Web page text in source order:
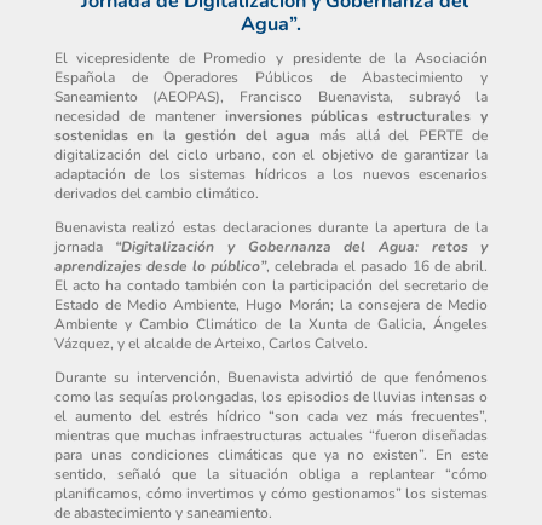
Agua”.
El vicepresidente de Promedio y presidente de la Asociación
Española de Operadores Públicos de Abastecimiento y
Saneamiento (AEOPAS), Francisco Buenavista, subrayó la
necesidad de mantener inversiones públicas estructurales y
sostenidas en la gestión del agua más allá del PERTE de
digitalización del ciclo urbano, con el objetivo de garantizar la
adaptación de los sistemas hídricos a los nuevos escenarios
derivados del cambio climático.
Buenavista realizó estas declaraciones durante la apertura de la
jornada “Digitalización y Gobernanza del Agua: retos y
aprendizajes desde lo público”, celebrada el pasado 16 de abril.
El acto ha contado también con la participación del secretario de
Estado de Medio Ambiente, Hugo Morán; la consejera de Medio
Ambiente y Cambio Climático de la Xunta de Galicia, Ángeles
Vázquez, y el alcalde de Arteixo, Carlos Calvelo.
Durante su intervención, Buenavista advirtió de que fenómenos
como las sequías prolongadas, los episodios de lluvias intensas o
el aumento del estrés hídrico “son cada vez más frecuentes”,
mientras que muchas infraestructuras actuales “fueron diseñadas
para unas condiciones climáticas que ya no existen”. En este
sentido, señaló que la situación obliga a replantear “cómo
planificamos, cómo invertimos y cómo gestionamos” los sistemas
de abastecimiento y saneamiento.